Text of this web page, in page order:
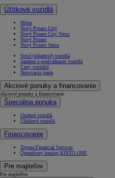
Úžitkové vozidlá
Hilux
Nový Proace City
Nový Proace City Verso
Nový Proace
Nový Proace Verso
Nové (skladové) vozidlá
Jazdené a predvádzacie vozidlá
Ceny vozidiel
Testovacia jazda
Akciové ponuky a financovanie
Akciové ponuky a financovanie
Špeciálna ponuka
Osobné vozidlá
Úžitkové vozidlá
Financovanie
Toyota Financial Services
Operatívny leasing KINTO ONE
Pre majiteľov
Pre majiteľov